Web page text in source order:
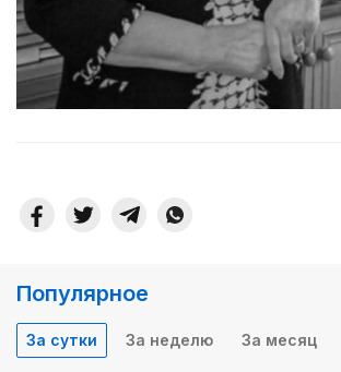
Популярное
За сутки За неделю За месяц